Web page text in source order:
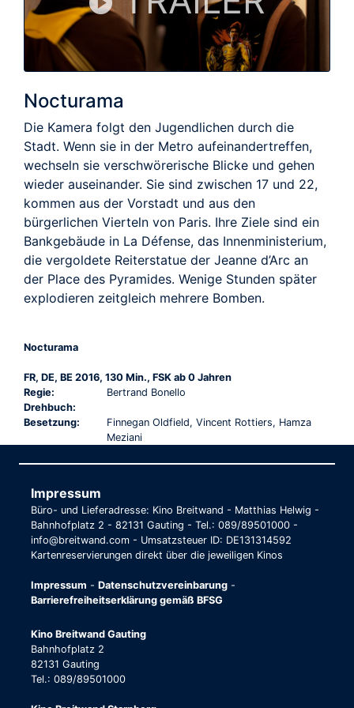
Nocturama
Die Kamera folgt den Jugendlichen durch die
Stadt. Wenn sie in der Metro aufeinandertreffen,
wechseln sie verschwörerische Blicke und gehen
wieder auseinander. Sie sind zwischen 17 und 22,
kommen aus der Vorstadt und aus den
bürgerlichen Vierteln von Paris. Ihre Ziele sind ein
Bankgebäude in La Défense, das Innenministerium,
die vergoldete Reiterstatue der Jeanne d’Arc an
der Place des Pyramides. Wenige Stunden später
explodieren zeitgleich mehrere Bomben.
Nocturama
FR, DE, BE 2016, 130 Min., FSK ab 0 Jahren
Regie:
Bertrand Bonello
Drehbuch:
Besetzung:
Finnegan Oldfield, Vincent Rottiers, Hamza
Meziani
Impressum
Büro- und Lieferadresse: Kino Breitwand - Matthias Helwig -
Bahnhofplatz 2 - 82131 Gauting - Tel.: 089/89501000 -
info@breitwand.com - Umsatzsteuer ID: DE131314592
Kartenreservierungen direkt über die jeweiligen Kinos
Impressum - Datenschutzvereinbarung -
Barrierefreiheitserklärung gemäß BFSG
Kino Breitwand Gauting
Bahnhofplatz 2
82131 Gauting
Tel.: 089/89501000